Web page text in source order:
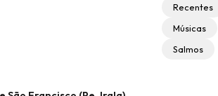
Recentes
Músicas
Salmos